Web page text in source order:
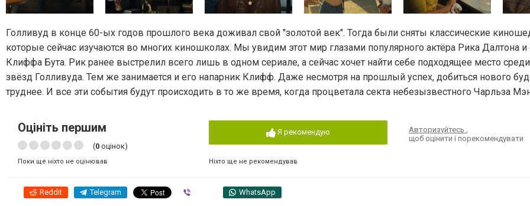
Голливуд в конце 60-ых годов прошлого века доживал свой "золотой век". Тогда были сняты классические
которые сейчас изучаются во многих киношколах. Мы увидим этот мир глазами популярного актёра Рика Далтона и
Клиффа Бута. Рик ранее выстрелил всего лишь в одном сериале, а сейчас хочет найти себе подходящее место
звёзд Голливуда. Тем же занимается и его напарник Клифф. Даже несмотря на прошлый успех, добиться нового
труднее. И все эти события будут происходить в то же время, когда процветала секта небезызвестного Чарльза
Оцініть першим
(0 оцінок)
Поки ще ніхто не оцінював
Я рекомендую
Ніхто ще не рекомендував
Авторизуйтесь,
щоб оцінити і порекомендувати
Reddit Telegram WhatsApp